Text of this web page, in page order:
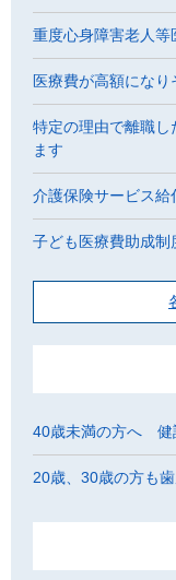
重度心身障害老人等
医療費が高額になり
特定の理由で離職し
ます
介護保険サービス給
子ども医療費助成制
40歳未満の方へ 健
20歳、30歳の方も